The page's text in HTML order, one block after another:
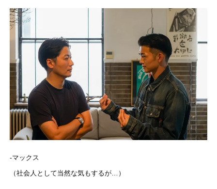
-マックス
（社会人として当然な気もするが…）